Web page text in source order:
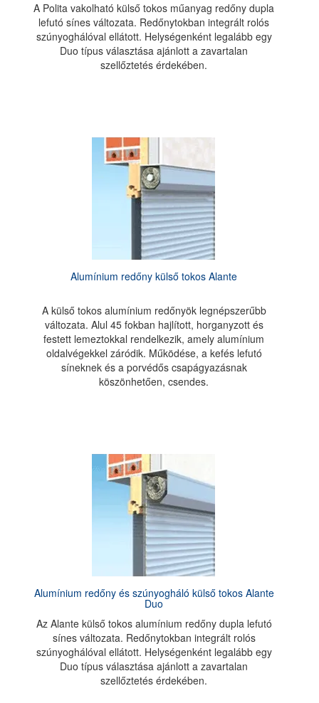
A Polita vakolható külső tokos műanyag redőny dupla
lefutó sínes változata. Redőnytokban integrált rolós
szúnyoghálóval ellátott. Helységenként legalább egy
Duo típus választása ajánlott a zavartalan
szellőztetés érdekében.
Alumínium redőny külső tokos Alante
A külső tokos alumínium redőnyök legnépszerűbb
változata. Alul 45 fokban hajlított, horganyzott és
festett lemeztokkal rendelkezik, amely alumínium
oldalvégekkel záródik. Működése, a kefés lefutó
síneknek és a porvédős csapágyazásnak
köszönhetően, csendes.
Alumínium redőny és szúnyogháló külső tokos Alante
Duo
Az Alante külső tokos alumínium redőny dupla lefutó
sínes változata. Redőnytokban integrált rolós
szúnyoghálóval ellátott. Helységenként legalább egy
Duo típus választása ajánlott a zavartalan
szellőztetés érdekében.